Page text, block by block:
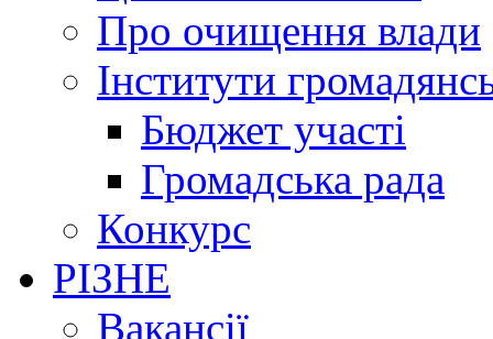
Про очищення влади
Інститути
Бюджет участі
Громадська рада
Конкурс
РІЗНЕ
Вакансії